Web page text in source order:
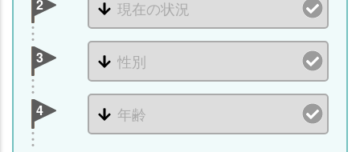
2
3
4
ホ
ム
の
用